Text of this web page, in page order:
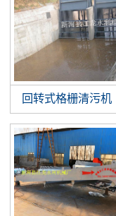
回转式格栅清污机